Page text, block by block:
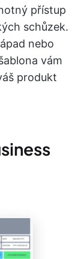
přístup
schůzek.
nebo
vám
produkt